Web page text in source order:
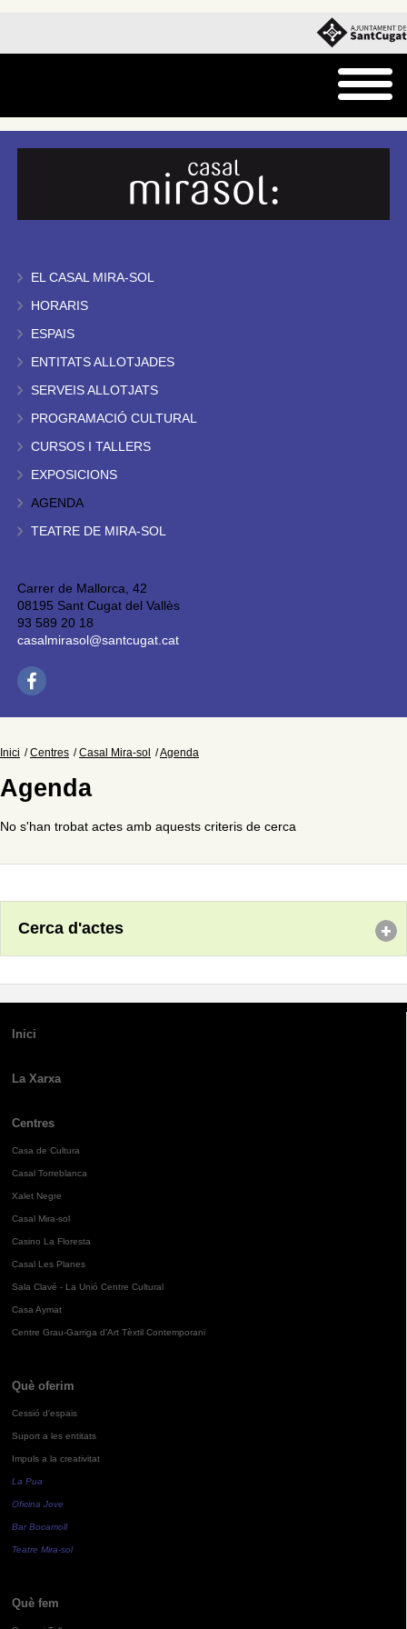
EL CASAL MIRA-SOL
HORARIS
ESPAIS
ENTITATS ALLOTJADES
SERVEIS ALLOTJATS
PROGRAMACIÓ CULTURAL
CURSOS I TALLERS
EXPOSICIONS
AGENDA
TEATRE DE MIRA-SOL
Carrer de Mallorca, 42
08195 Sant Cugat del Vallès
93 589 20 18
casalmirasol@santcugat.cat
Inici Centres Casal Mira-sol Agenda
Agenda
No s'han trobat actes amb aquests criteris de cerca
Cerca d'actes
Inici
La Xarxa
Centres
Casa de Cultura
Casal Torreblanca
Xalet Negre
Casal Mira-sol
Casino La Floresta
Casal Les Planes
Sala Clavé - La Unió Centre Cultural
Casa Aymat
Centre Grau-Garriga d'Art Tèxtil Contemporani
Què oferim
Cessió d'espais
Suport a les entitats
Impuls a la creativitat
La Pua
Oficina Jove
Bar Bocamoll
Teatre Mira-sol
Què fem